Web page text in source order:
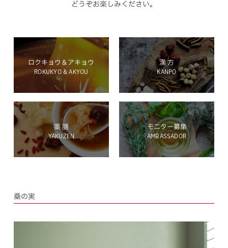
ホールディングス サイト
Language
どうぞお楽しみください。
ロクキョウ＆アキョウ
ROKUKYO & AKYOU
漢 方
KANPO
薬 膳
YAKUZEN
モニター募集
AMBASSADOR
桑の実